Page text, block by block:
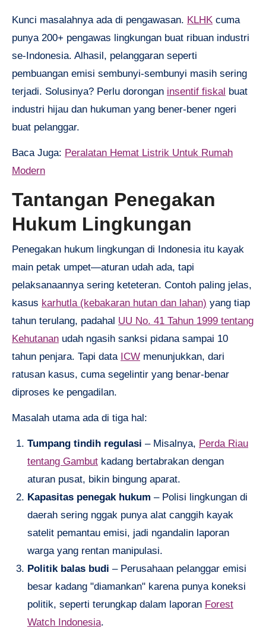
Kunci masalahnya ada di pengawasan. KLHK cuma
punya 200+ pengawas lingkungan buat ribuan industri
se-Indonesia. Alhasil, pelanggaran seperti
pembuangan emisi sembunyi-sembunyi masih sering
terjadi. Solusinya? Perlu dorongan insentif fiskal buat
industri hijau dan hukuman yang bener-bener ngeri
buat pelanggar.
Baca Juga: Peralatan Hemat Listrik Untuk Rumah
Modern
Tantangan Penegakan
Hukum Lingkungan
Penegakan hukum lingkungan di Indonesia itu kayak
main petak umpet—aturan udah ada, tapi
pelaksanaannya sering keteteran. Contoh paling jelas,
kasus karhutla (kebakaran hutan dan lahan) yang tiap
tahun terulang, padahal UU No. 41 Tahun 1999 tentang
Kehutanan udah ngasih sanksi pidana sampai 10
tahun penjara. Tapi data ICW menunjukkan, dari
ratusan kasus, cuma segelintir yang benar-benar
diproses ke pengadilan.
Masalah utama ada di tiga hal:
Tumpang tindih regulasi – Misalnya, Perda Riau
tentang Gambut kadang bertabrakan dengan
aturan pusat, bikin bingung aparat.
Kapasitas penegak hukum – Polisi lingkungan di
daerah sering nggak punya alat canggih kayak
satelit pemantau emisi, jadi ngandalin laporan
warga yang rentan manipulasi.
Politik balas budi – Perusahaan pelanggar emisi
besar kadang "diamankan" karena punya koneksi
politik, seperti terungkap dalam laporan Forest
Watch Indonesia.